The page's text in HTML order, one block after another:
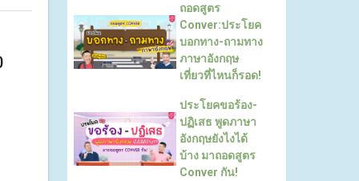
ถอดสูตร
Conver:ประโยค
บอกทาง-ถามทาง
ภาษาอังกฤษ
เที่ยวที่ไหนก็รอด!
ประโยคขอร้อง-
ปฏิเสธ พูดภาษา
อังกฤษยังไงได้
บ้าง มาถอดสูตร
Conver กัน!